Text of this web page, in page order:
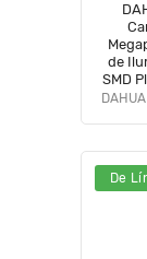
de
SMD
De